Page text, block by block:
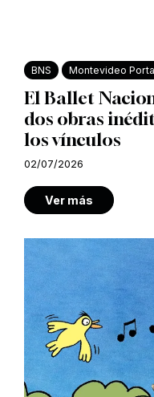
BNS Montevideo
El Ballet
dos obras
los vínculos
02/07/2026
Ver más